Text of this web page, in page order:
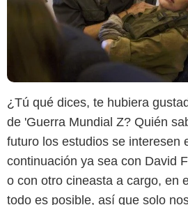
¿Tú qué dices, te hubiera
de 'Guerra Mundial Z? Quién
futuro los estudios se interesen
continuación ya sea con David
o con otro cineasta a cargo, en
todo es posible, así que solo